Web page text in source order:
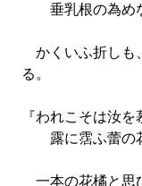
垂乳根の為めな
かくいふ折しも
る。
『われこそは汝
露に霑ふ蕾の
一本の花橘と思